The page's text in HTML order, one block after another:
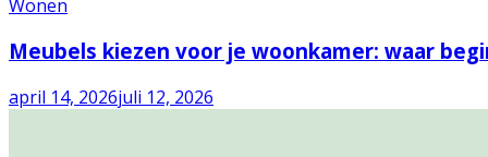
Wonen
Meubels kiezen voor je woonkamer: waar
april 14, 2026juli 12, 2026